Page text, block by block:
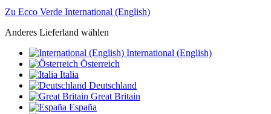
Zu Ecco Verde International (English)
Anderes Lieferland wählen
International (English)
Österreich
Italia
Deutschland
Great Britain
España